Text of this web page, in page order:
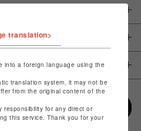
translation>
into a foreign language using the
translation system, it may not be
from the original content of the
responsibility for any direct or
this service. Thank you for your